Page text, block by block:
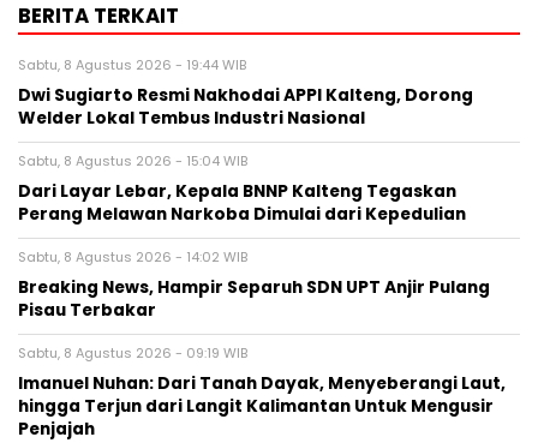
BERITA TERKAIT
Sabtu, 8 Agustus 2026 - 19:44 WIB
Dwi Sugiarto Resmi Nakhodai APPI Kalteng, Dorong
Welder Lokal Tembus Industri Nasional
Sabtu, 8 Agustus 2026 - 15:04 WIB
Dari Layar Lebar, Kepala BNNP Kalteng Tegaskan
Perang Melawan Narkoba Dimulai dari Kepedulian
Sabtu, 8 Agustus 2026 - 14:02 WIB
Breaking News, Hampir Separuh SDN UPT Anjir Pulang
Pisau Terbakar
Sabtu, 8 Agustus 2026 - 09:19 WIB
Imanuel Nuhan: Dari Tanah Dayak, Menyeberangi Laut,
hingga Terjun dari Langit Kalimantan Untuk Mengusir
Penjajah